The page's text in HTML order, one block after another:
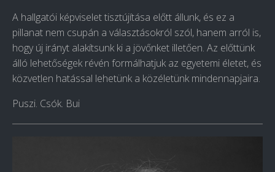
A hallgatói képviselet tisztújítása előtt állunk, és ez a
pillanat nem csupán a választásokról szól, hanem arról is,
hogy új irányt alakítsunk ki a jövőnket illetően. Az előttünk
álló lehetőségek révén formálhatjuk az egyetemi életet, és
közvetlen hatással lehetünk a közéletünk mindennapjaira.
Puszi. Csók. Bui